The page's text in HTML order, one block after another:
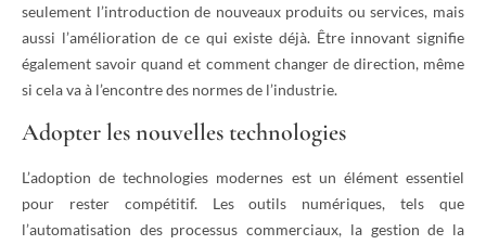
seulement l’introduction de nouveaux produits ou services, mais
aussi l’amélioration de ce qui existe déjà. Être innovant signifie
également savoir quand et comment changer de direction, même
si cela va à l’encontre des normes de l’industrie.
Adopter les nouvelles technologies
L’adoption de technologies modernes est un élément essentiel
pour rester compétitif. Les outils numériques, tels que
l’automatisation des processus commerciaux, la gestion de la